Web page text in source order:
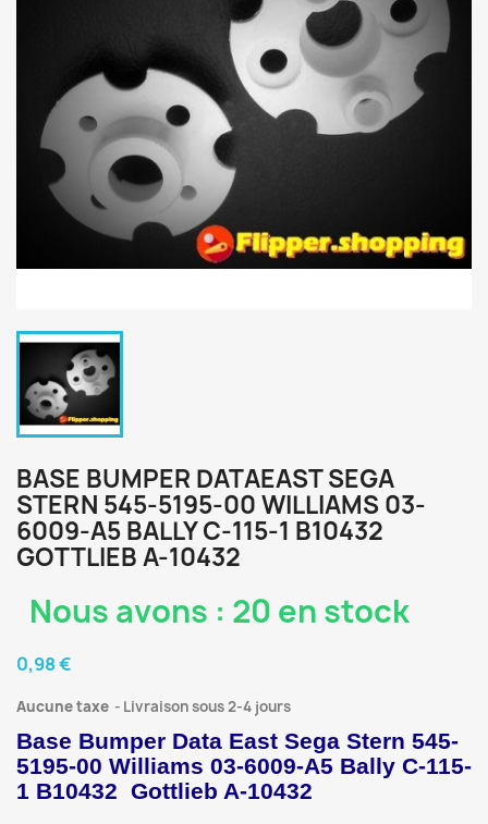
BASE BUMPER DATAEAST SEGA
STERN 545-5195-00 WILLIAMS 03-
6009-A5 BALLY C-115-1 B10432
GOTTLIEB A-10432
Nous avons : 20 en stock
0,98 €
Aucune taxe Livraison sous 2-4 jours
Base Bumper Data East Sega Stern 545-
5195-00 Williams 03-6009-A5 Bally C-115-
1 B10432 Gottlieb A-10432